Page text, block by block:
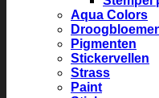
Aqua Colors
Pigmenten
Stickervellen
Strass
Paint